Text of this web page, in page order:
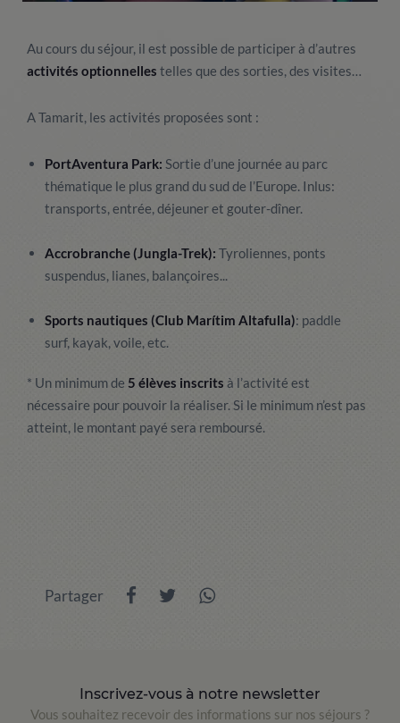
Au cours du séjour, il est possible de participer à d’autres
activités optionnelles telles que des sorties, des visites…
A Tamarit, les activités proposées sont :
PortAventura Park: Sortie d’une journée au parc
thématique le plus grand du sud de l’Europe. Inlus:
transports, entrée, déjeuner et gouter-dîner.
Accrobranche (Jungla-Trek): Tyroliennes, ponts
suspendus, lianes, balançoires...
Sports nautiques (Club Marítim Altafulla): paddle
surf, kayak, voile, etc.
* Un minimum de 5 élèves inscrits à l’activité est
nécessaire pour pouvoir la réaliser. Si le minimum n’est pas
atteint, le montant payé sera remboursé.
Partager
Inscrivez-vous à notre newsletter
Vous souhaitez recevoir des informations sur nos séjours ?